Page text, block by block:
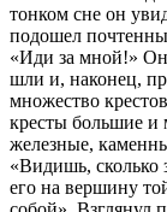
тонком сне он
подошел
«Иди за мной!»
шли и, наконец,
множество
кресты большие и
железные,
«Видишь, сколько
его на вершину